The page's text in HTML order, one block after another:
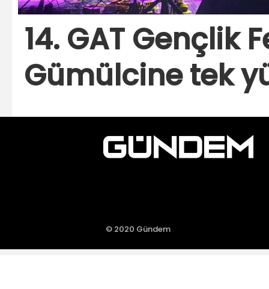
14. GAT Gençlik
Gümülcine tek
© 2020 Gündem